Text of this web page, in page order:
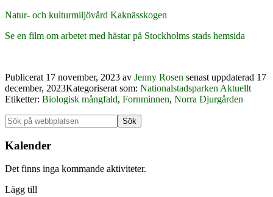
Natur- och kulturmiljövård Kaknässkogen
Se en film om arbetet med hästar på Stockholms stads hemsida
Publicerat 17 november, 2023 av Jenny Rosen senast uppdaterad 17
december, 2023Kategoriserat som: Nationalstadsparken Aktuellt
Etiketter: Biologisk mångfald, Fornminnen, Norra Djurgården
Primärt
sidofält
Sök
på
webbplatsen
Kalender
Det finns inga kommande aktiviteter.
Lägg till